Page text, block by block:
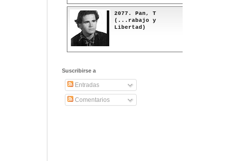
2077. Pan, T
(...rabajo y
Libertad)
Suscribirse a
Entradas
Comentarios